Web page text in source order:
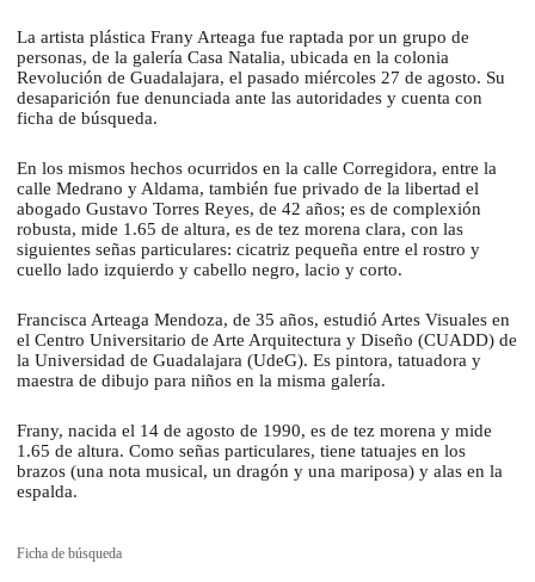
La artista plástica Frany Arteaga fue raptada por un grupo de
personas, de la galería Casa Natalia, ubicada en la colonia
Revolución de Guadalajara, el pasado miércoles 27 de agosto. Su
desaparición fue denunciada ante las autoridades y cuenta con
ficha de búsqueda.
En los mismos hechos ocurridos en la calle Corregidora, entre la
calle Medrano y Aldama, también fue privado de la libertad el
abogado Gustavo Torres Reyes, de 42 años; es de complexión
robusta, mide 1.65 de altura, es de tez morena clara, con las
siguientes señas particulares: cicatriz pequeña entre el rostro y
cuello lado izquierdo y cabello negro, lacio y corto.
Francisca Arteaga Mendoza, de 35 años, estudió Artes Visuales en
el Centro Universitario de Arte Arquitectura y Diseño (CUADD) de
la Universidad de Guadalajara (UdeG). Es pintora, tatuadora y
maestra de dibujo para niños en la misma galería.
Frany, nacida el 14 de agosto de 1990, es de tez morena y mide
1.65 de altura. Como señas particulares, tiene tatuajes en los
brazos (una nota musical, un dragón y una mariposa) y alas en la
espalda.
Ficha de búsqueda